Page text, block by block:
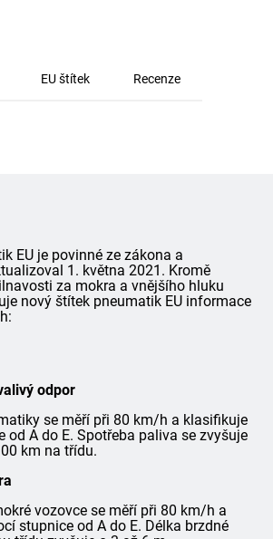
EU štítek Recenze
EU je povinné ze zákona a
1. května 2021. Kromě
za mokra a vnějšího hluku
nový štítek pneumatik EU informace
odpor
se měří při 80 km/h a klasifikuje
od A do E. Spotřeba paliva se zvyšuje
km na třídu.
vozovce se měří při 80 km/h a
stupnice od A do E. Délka brzdné